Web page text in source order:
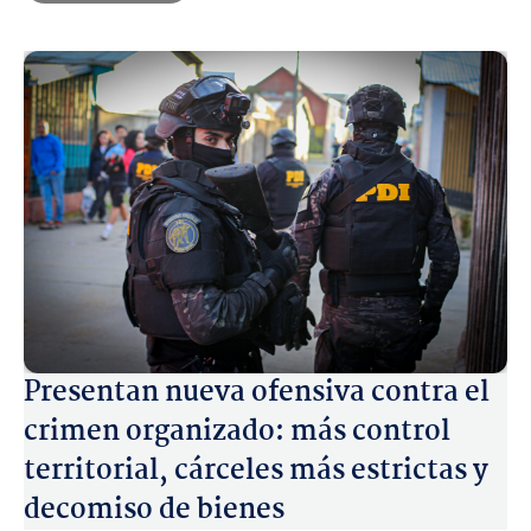
Presentan nueva ofensiva contra el
crimen organizado: más control
territorial, cárceles más estrictas y
decomiso de bienes